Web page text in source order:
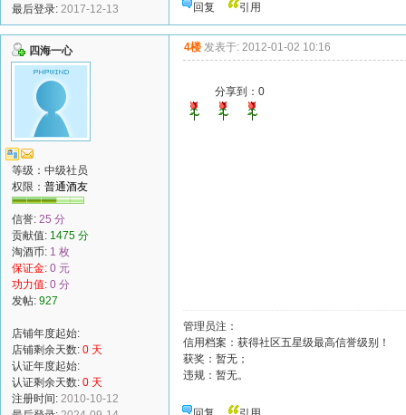
最后登录: 2017-12-13 回复 引用
四海一心
等级：中级社员
权限： 普通酒友
信誉: 25 分
贡献值: 1475 分
淘酒币: 1 枚
保证金: 0 元
功力值: 0 分
发帖: 927
店铺年度起始:
店铺剩余天数: 0 天
认证年度起始:
认证剩余天数: 0 天
注册时间: 2010-10-12
4楼 发表于: 2012-01-02 10:16
分享到： 0
管理员注：
信用档案：获得社区五星级最高信誉级别！
获奖：暂无；
违规：暂无。